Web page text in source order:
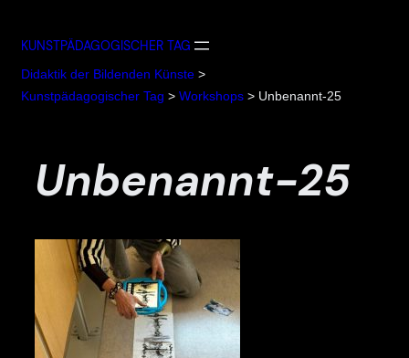
Inhalt
KUNSTPÄDAGOGISCHER TAG
Didaktik der Bildenden Künste >
Kunstpädagogischer Tag > Workshops > Unbenannt-25
Unbenannt-25